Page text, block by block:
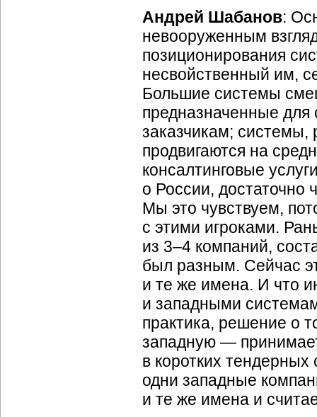
Андрей Шабанов:
невооруженным
позиционирования
несвойственный им,
Большие системы
предназначенные для
заказчикам; системы,
продвигаются на
консалтинговые
о России, достаточно
Мы это чувствуем,
с этими игроками.
из 3–4 компаний,
был разным. Сейчас
и те же имена. И что
и западными
практика, решение о
западную —
в коротких тендерных
одни западные
и те же имена и